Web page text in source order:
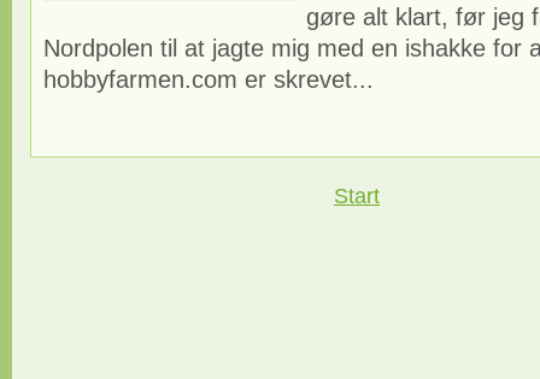
gøre alt klart, før jeg
Nordpolen til at jagte mig med en ishakke for
hobbyfarmen.com er skrevet...
Start